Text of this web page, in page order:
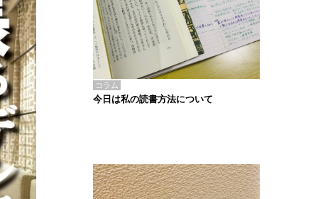
コラム
今日は私の読書方法について